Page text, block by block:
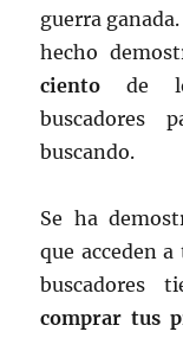
guerra
hecho
cientode
buscadores
buscando.
Se ha
que acceden
buscadores
comprar tus